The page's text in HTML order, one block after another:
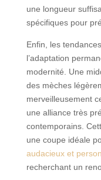
une longueur
spécifiques pour
Enfin, les
l’adaptation
modernité. Une
des mèches
merveilleusement
une alliance très
contemporains.
une coupe idéale
audacieux et
recherchant un